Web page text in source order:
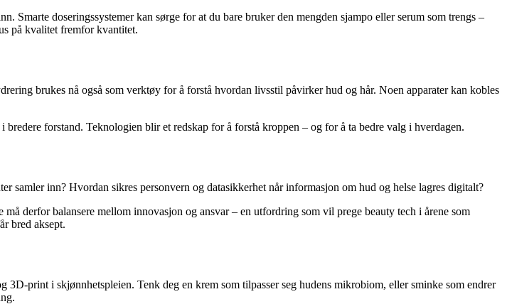
doseringssystemer kan sørge for at du bare bruker den mengden sjampo eller serum som trengs –
på kvalitet fremfor kvantitet.
brukes nå også som verktøy for å forstå hvordan livsstil påvirker hud og hår. Noen apparater kan kobles
forstand. Teknologien blir et redskap for å forstå kroppen – og for å ta bedre valg i hverdagen.
inn? Hvordan sikres personvern og datasikkerhet når informasjon om hud og helse lagres digitalt?
derfor balansere mellom innovasjon og ansvar – en utfordring som vil prege beauty tech i årene som
bred aksept.
print i skjønnhetspleien. Tenk deg en krem som tilpasser seg hudens mikrobiom, eller sminke som endrer